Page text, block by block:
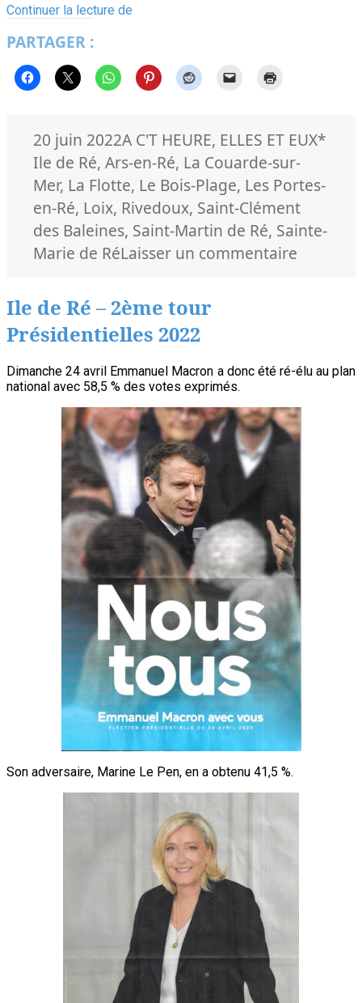
Continuer la lecture de
le
député
PARTAGER :
Publié
le
20 juin 2022Catégories
A C'T HEURE, ELLES ET EUXMots-
*
Ile de Ré,Ars-en-Ré, La Couarde-sur-
Mer, La Flotte, Le Bois-Plage, Les Portes-
en-Ré, Loix, Rivedoux, Saint-Clément
des Baleines, Saint-Martin de Ré, Sainte-
Marie de RéLaisser un commentaire
le
Olivier
Falorni
Ile de Ré – 2ème tour
Présidentielles 2022
Dimanche 24 avril Emmanuel Macron a donc été ré-élu au plan
national avec 58,5 % des votes exprimés.
Son adversaire, Marine Le Pen, en a obtenu 41,5 %.